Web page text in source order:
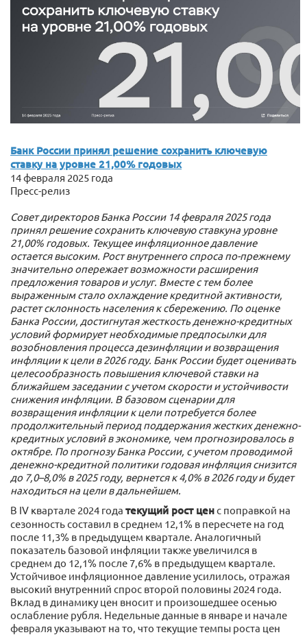
Банк России принял решение сохранить ключевую
ставку на уровне 21,00% годовых
14 февраля 2025 года
Пресс-релиз
Совет директоров Банка России 14 февраля 2025 года
принял решение сохранить ключевую ставкуна уровне
21,00% годовых. Текущее инфляционное давление
остается высоким. Рост внутреннего спроса по-прежнему
значительно опережает возможности расширения
предложения товаров и услуг. Вместе с тем более
выраженным стало охлаждение кредитной активности,
растет склонность населения к сбережению. По оценке
Банка России, достигнутая жесткость денежно-кредитных
условий формирует необходимые предпосылки для
возобновления процесса дезинфляции и возвращения
инфляции к цели в 2026 году. Банк России будет оценивать
целесообразность повышения ключевой ставки на
ближайшем заседании с учетом скорости и устойчивости
снижения инфляции. В базовом сценарии для
возвращения инфляции к цели потребуется более
продолжительный период поддержания жестких денежно-
кредитных условий в экономике, чем прогнозировалось в
октябре. По прогнозу Банка России, с учетом проводимой
денежно-кредитной политики годовая инфляция снизится
до 7,0–8,0% в 2025 году, вернется к 4,0% в 2026 году и будет
находиться на цели в дальнейшем.
В IV квартале 2024 года текущий рост ценс поправкой на
сезонность составил в среднем 12,1% в пересчете на год
после 11,3% в предыдущем квартале. Аналогичный
показатель базовой инфляции также увеличился в
среднем до 12,1% после 7,6% в предыдущем квартале.
Устойчивое инфляционное давление усилилось, отражая
высокий внутренний спрос второй половины 2024 года.
Вклад в динамику цен вносит и произошедшее осенью
ослабление рубля. Недельные данные в январе и начале
февраля указывают на то, что текущие темпы роста цен